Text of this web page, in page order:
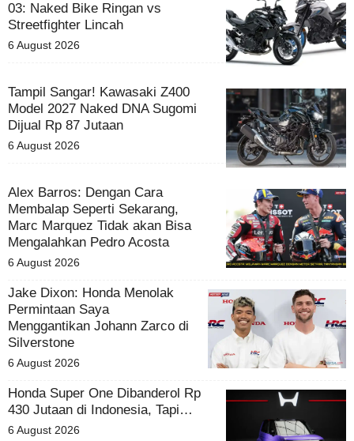
03: Naked Bike Ringan vs
Streetfighter Lincah
6 August 2026
Tampil Sangar! Kawasaki Z400
Model 2027 Naked DNA Sugomi
Dijual Rp 87 Jutaan
6 August 2026
Alex Barros: Dengan Cara
Membalap Seperti Sekarang,
Marc Marquez Tidak akan Bisa
Mengalahkan Pedro Acosta
6 August 2026
Jake Dixon: Honda Menolak
Permintaan Saya
Menggantikan Johann Zarco di
Silverstone
6 August 2026
Honda Super One Dibanderol Rp
430 Jutaan di Indonesia, Tapi…
6 August 2026